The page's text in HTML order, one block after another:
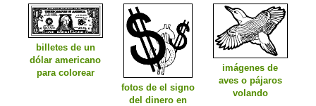
billetes de un
dólar americano
para colorear
fotos de el signo
del dinero en
imágenes de
aves o pájaros
volando